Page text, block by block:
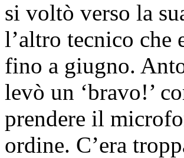
si voltò verso la
l’altro tecnico che
fino a giugno.
levò un ‘bravo!’
prendere il
ordine. C’era